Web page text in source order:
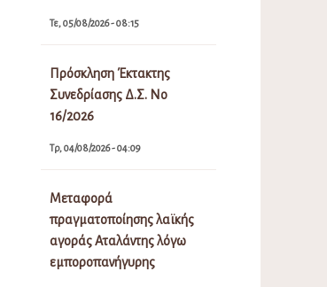
Τε, 05/08/2026 - 08:15
Πρόσκληση Έκτακτης
Συνεδρίασης Δ.Σ. Νο
16/2026
Τρ, 04/08/2026 - 04:09
Μεταφορά
πραγματοποίησης λαϊκής
αγοράς Αταλάντης λόγω
εμποροπανήγυρης